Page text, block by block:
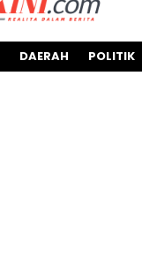
DAERAH POLITIK